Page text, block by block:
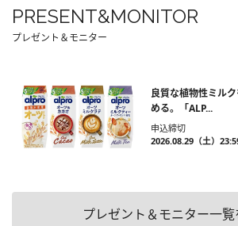
PRESENT&MONITOR
プレゼント＆モニター
良質な植物性ミル
める。「ALP...
申込締切
2026.08.29（土）
プレゼント＆モニター一覧